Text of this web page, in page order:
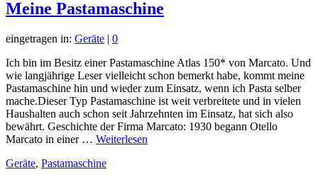
Meine Pastamaschine
eingetragen in: Geräte | 0
Ich bin im Besitz einer Pastamaschine Atlas 150* von Marcato. Und
wie langjährige Leser vielleicht schon bemerkt habe, kommt meine
Pastamaschine hin und wieder zum Einsatz, wenn ich Pasta selber
mache.Dieser Typ Pastamaschine ist weit verbreitete und in vielen
Haushalten auch schon seit Jahrzehnten im Einsatz, hat sich also
bewährt. Geschichte der Firma Marcato: 1930 begann Otello
Marcato in einer … Weiterlesen
Geräte, Pastamaschine